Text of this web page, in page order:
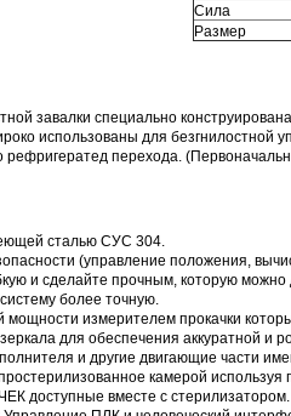
Сила
Размер
завалки специально
использованы для безгнилостной
рефригератед перехода.
сталью СУС 304.
(управление положения,
и сделайте прочным, которую можно
более точную.
мощности измерителем прокачки
для обеспечения аккуратной и
и другие двигающие части
камерой используя
доступные вместе с стерилизатором.